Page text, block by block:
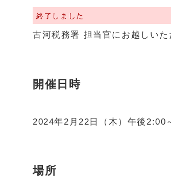
終了しました
古河税務署 担当官にお越しい
開催日時
2024年2月22日（木）午後2:00
場所